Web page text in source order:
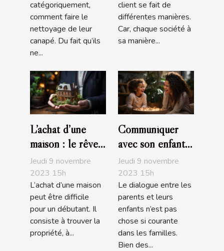
catégoriquement,
comment faire le
nettoyage de leur
canapé. Du fait qu’ils
ne...
client se fait de
différentes manières.
Car, chaque société à
sa manière...
L’achat d’une
maison : le rêve
de tous
Jeudi 9 novembre
2023 15h
L’achat d’une maison
peut être difficile
pour un débutant. Il
consiste à trouver la
propriété, à...
Communiquer
avec son enfant :
comment s’y
prendre ?
Jeudi 9 novembre
2023 15h
Le dialogue entre les
parents et leurs
enfants n’est pas
chose si courante
dans les familles.
Bien des...